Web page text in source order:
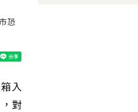
恐
入
對